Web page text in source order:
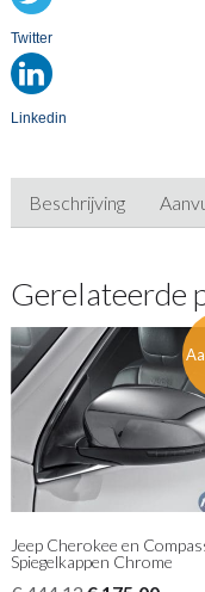
Twitter
Linkedin
Beschrijving
Gerelateerde
Jeep Cherokee en
Spiegelkappen Chrome